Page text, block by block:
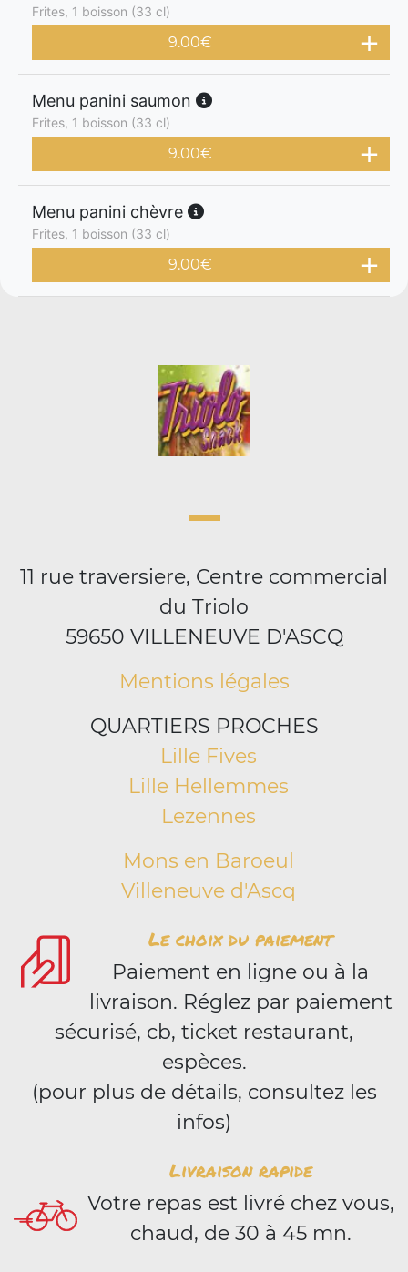
Frites, 1 boisson (33 cl)
9.00€
Menu panini saumon
Frites, 1 boisson (33 cl)
9.00€
Menu panini chèvre
Frites, 1 boisson (33 cl)
9.00€
11 rue traversiere, Centre commercial
du Triolo
59650 VILLENEUVE D'ASCQ
Mentions légales
QUARTIERS PROCHES
Lille Fives
Lille Hellemmes
Lezennes
Mons en Baroeul
Villeneuve d'Ascq
Le choix du paiement
Paiement en ligne ou à la
livraison. Réglez par paiement
sécurisé, cb, ticket restaurant,
espèces.
(pour plus de détails, consultez les
infos)
Livraison rapide
Votre repas est livré chez vous,
chaud, de 30 à 45 mn.